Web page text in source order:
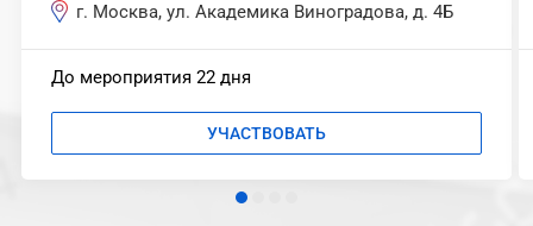
г. Москва, ул. Академика Виноградова, д. 4Б
До мероприятия 22 дня
УЧАСТВОВАТЬ